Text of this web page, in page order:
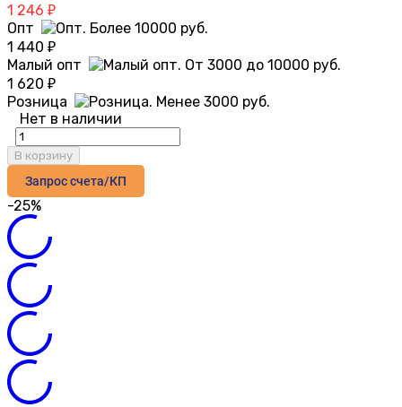
1 246 ₽
Опт
1 440 ₽
Малый опт
1 620 ₽
Розница
Нет в наличии
В корзину
Запрос счета/КП
-25%